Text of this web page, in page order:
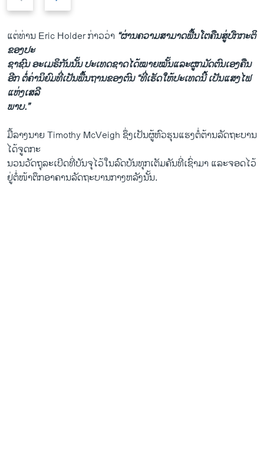
e
v
i
o
u
s
s
i
d
e
x
t
l
i
​ແຕ່​ທ່ານ Eric Holder ກ່າວ​ວ່າ “ຜ່ານ​ຄວາມ​ສາມາດ​ຟື້ນ​ໂຕ​ຄືນ​ສູ່​ປົກກະຕິ​
ຂອງ​ປະ
ຊາຊົນ ​ອະ​ເມຣິກັນນັ້ນ ປະ​ເທດ​ຊາດ​ໄດ້ໝາຍ​ໝັ້ນ​ແລະ​ຜູກ​ມັດ​ຕົນ​ເອງຄືນ​
ອີກ ຕໍ່​ຄ່າ​ນິຍົມທີ່​ເປັນ​ພື້ນຖານ​ຂອງ​ຕົນ “ທີ່​ເຮັດ​ໃຫ້​ປະ​ເທດ​ນີ້ ​ເປັນແສງໄຟ
ແຫ່ງ​ເສລີ
ພາບ.”
ມື້​ລາງ​ນາຍ Timothy McVeigh ຊຶ່ງ​ເປັນ​ຜູ້​ຫົວ​ຮຸນ​ແຮງ​ຕໍ່​ຕ້ານ​ລັດຖະບານ
​ໄດ້​ຈູດກະ
ນວນ​ວັດຖຸ​ລະ​ເບີດ​ທີ່​ບັນຈຸ​ໄວ້​ໃນ​ລົດ​ບັນທຸກ​ເຕັມ​ຄັນ​ທີ່​ເຊົ່າ​ມາ​ ​ແລະ​ຈອດ​ໄວ້​
ຢູ່​ຕໍ່ໜ້າ​ຕຶກ​ອາຄານ​ລັດຖະບານ​ກາງ​ຫລັງ​ນັ້ນ.